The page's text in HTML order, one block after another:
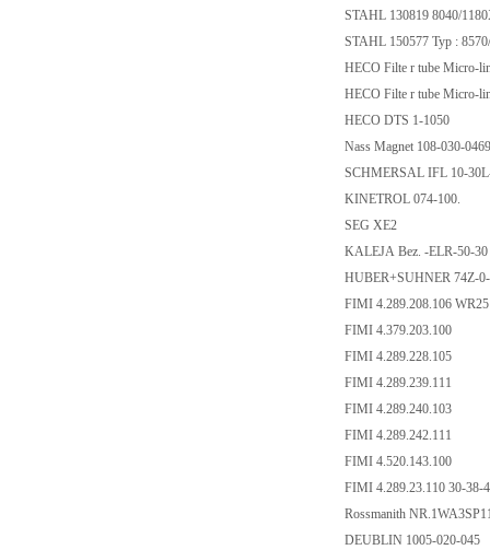
STAHL 130819 8040/
STAHL 150577 Typ :
HECO Filte r tube Micro-
HECO Filte r tube Micro-
HECO DTS 1-1050
Nass Magnet 108-030-
SCHMERSAL IFL 10-
KINETROL 074-100.
SEG XE2
KALEJA Bez. -ELR-50-
HUBER+SUHNER 74Z-
FIMI 4.289.208.106
FIMI 4.379.203.100
FIMI 4.289.228.105
FIMI 4.289.239.111
FIMI 4.289.240.103
FIMI 4.289.242.111
FIMI 4.520.143.100
FIMI 4.289.23.110 30-38-
Rossmanith
DEUBLIN 1005-020-045